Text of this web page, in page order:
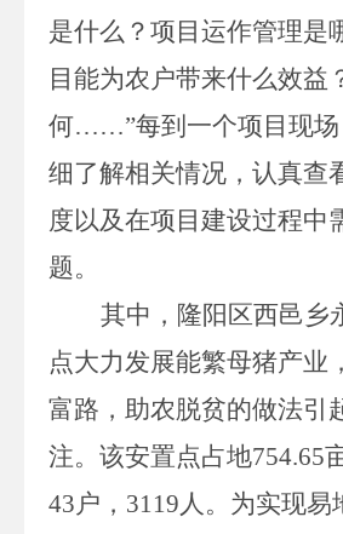
是什么 ？ 项目运作管理是
目能为农户带来什么效益
何……”每到一个项目现
细了解相关情况，认真查
度以及在项目建设过程中
题。
其中，隆阳区西邑乡
点大力发展能繁母猪产业
富路，助农脱贫的做法引
注。该安置点占地754.65
43户， 3119人。为实现易